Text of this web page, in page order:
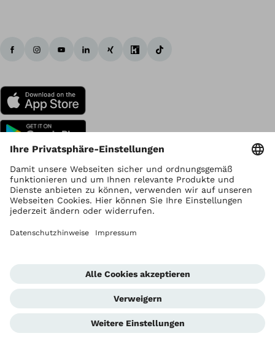
Urheberrecht liegt bei Ottobock
Datenschutzeinstellungen
Nutzungsbedingungen
Impressum